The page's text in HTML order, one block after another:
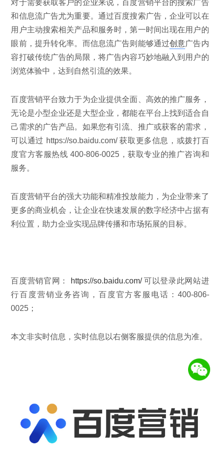
对于需要获取客户的企业来说，百度营销平台的搜索广告
和信息流广告尤为重要。通过百度搜索广告，企业可以在
用户主动搜索相关产品和服务时，第一时间出现在用户的
眼前，提升转化率。而信息流广告则能够通过创意广告内
容打破传统广告的局限，将广告内容巧妙地融入到用户的
浏览体验中，达到自然引流的效果。
百度营销平台致力于为企业提供全面、高效的推广服务，
无论是小型企业还是大型企业，都能在平台上找到适合自
己需求的广告产品。如果您有引流、推广或获客的需求，
可以通过 https://so.baidu.com/ 获取更多信息，或拨打百
度官方客服热线 400-806-0025，获取专业的推广咨询和
服务。
百度营销平台的强大功能和精准投放能力，为企业带来了
更多的商业机会，让企业在快速发展的数字经济中占据有
利位置，助力企业实现品牌传播和市场拓展的目标。
百度营销官网： https://so.baidu.com/可以登录此网站进
行百度营销业务咨询，百度官方客服电话：400-806-
0025；
本文非实时信息，实时信息以右侧客服提供的信息为准。